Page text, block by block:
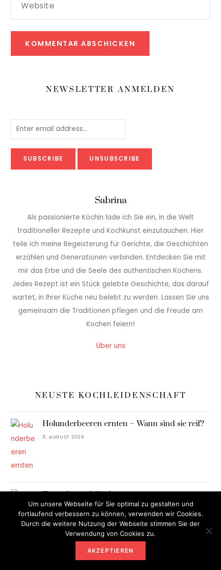
Website
NEWSLETTER ANMELDEN
Sabrina
Als passionierte Köchin lade ich Sie ein, in die Welt
traditioneller Rezepte und Kochkunst einzutauchen. Hier
teile ich meine Begeisterung für Gerichte, die Geschichten
erzählen und Generationen verbinden. Entdecken Sie mit
mir das Erbe und die Seele des authentischen Kochens.
Jedes Rezept ist ein Stück gelebte Geschichte, das darauf
wartet, in Ihrer Küche neu belebt zu werden. Lassen Sie uns
gemeinsam die Traditionen pflegen und die Freude am
Kochen feiern!
Über uns
NEUSTE KOCHLEIDENSCHAFT
Holunderbeeren ernten – Wann sind sie reif?
5. AUGUST 2026
Zwetschgen einkochen
5. AUGUST 2026
Um unsere Webseite für Sie optimal zu gestalten und
fortlaufend verbessern zu können, verwenden wir Cookies.
Durch die weitere Nutzung der Webseite stimmen Sie der
Verwendung von Cookies zu.
AKZEPTIEREN